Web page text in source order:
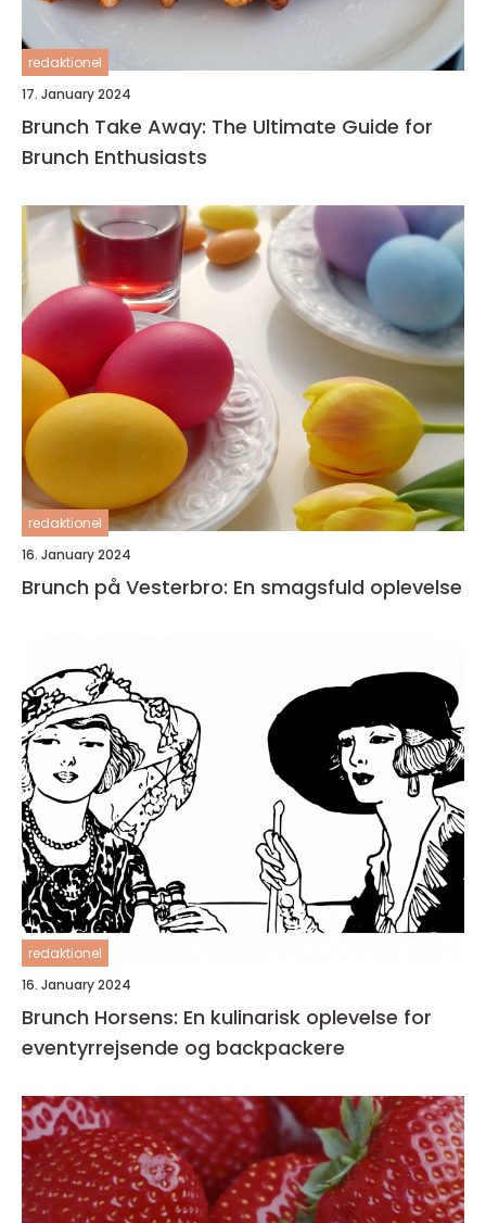
redaktionel
17. January 2024
Brunch Take Away: The Ultimate Guide for
Brunch Enthusiasts
redaktionel
16. January 2024
Brunch på Vesterbro: En smagsfuld oplevelse
redaktionel
16. January 2024
Brunch Horsens: En kulinarisk oplevelse for
eventyrrejsende og backpackere